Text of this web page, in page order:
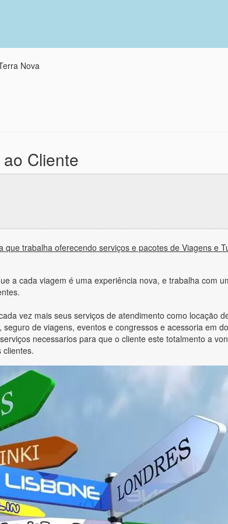
Nova
Cliente
que trabalha oferecendo serviços e pacotes de Viagens e
a cada viagem é uma experiência nova, e trabalha com
vez mais seus serviços de atendimento como locaçäo
de viagens, eventos e congressos e acessoria em
necessarios para que o cliente este totalmento a
clientes.